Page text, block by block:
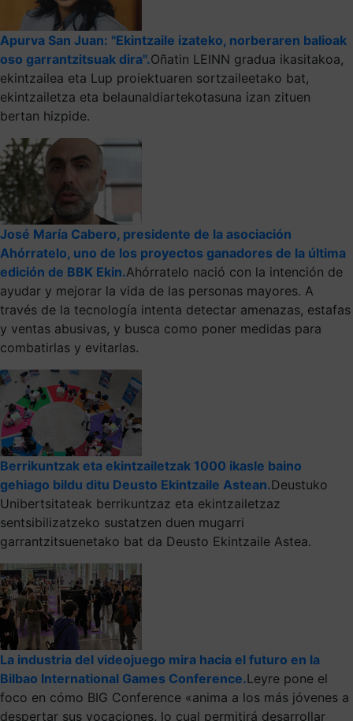
Apurva San Juan: "Ekintzaile izateko, norberaren balioak
oso garrantzitsuak dira".Oñatin LEINN gradua ikasitakoa,
ekintzailea eta Lup proiektuaren sortzaileetako bat,
ekintzailetza eta belaunaldiartekotasuna izan zituen
bertan hizpide.
José María Cabero, presidente de la asociación
Ahórratelo, uno de los proyectos ganadores de la última
edición de BBK Ekin.Ahórratelo nació con la intención de
ayudar y mejorar la vida de las personas mayores. A
través de la tecnología intenta detectar amenazas, estafas
y ventas abusivas, y busca como poner medidas para
combatirlas y evitarlas.
Berrikuntzak eta ekintzailetzak 1000 ikasle baino
gehiago bildu ditu Deusto Ekintzaile Astean.Deustuko
Unibertsitateak berrikuntzaz eta ekintzailetzaz
sentsibilizatzeko sustatzen duen mugarri
garrantzitsuenetako bat da Deusto Ekintzaile Astea.
La industria del videojuego mira hacia el futuro en la
Bilbao International Games Conference.Leyre pone el
foco en cómo BIG Conference «anima a los más jóvenes a
despertar sus vocaciones, lo cual permitirá desarrollar